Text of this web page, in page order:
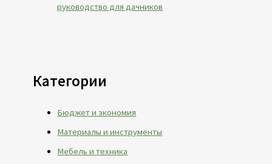
руководство для дачников
Категории
Бюджет и экономия
Материалы и инструменты
Мебель и техника